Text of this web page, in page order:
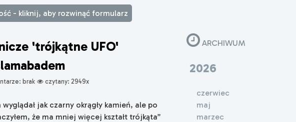
- kliknij, aby rozwinąć formularz
'trójkątne UFO'
brak czytany: 2949x
wyglądał jak czarny okrągły kamień, ale po
że ma mniej więcej kształt trójkąta”
ARCHIWUM
2026
czerwiec
maj
marzec